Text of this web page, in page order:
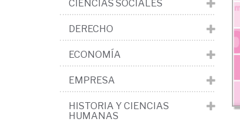
CIENCIAS SOCIALES
DERECHO
ECONOMÍA
EMPRESA
HISTORIA Y CIENCIAS
HUMANAS